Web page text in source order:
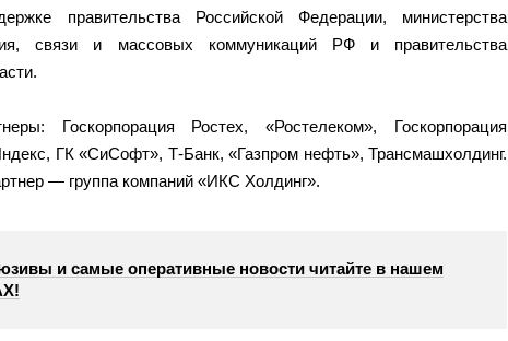
правительства Российской Федерации, министерства
связи и массовых коммуникаций РФ и правительства
Госкорпорация Ростех, «Ростелеком», Госкорпорация
ГК «СиСофт», Т-Банк, «Газпром нефть», Трансмашхолдинг.
— группа компаний «ИКС Холдинг».
и самые оперативные новости читайте в нашем